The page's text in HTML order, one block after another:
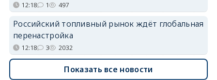
12:18 1 497
Российский топливный рынок ждёт глобальная
перенастройка
12:18 3 2032
Показать все новости